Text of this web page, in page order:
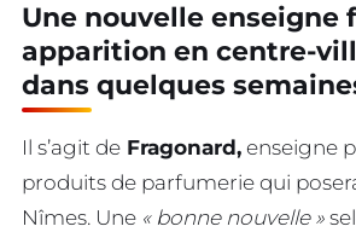
Une nouvelle enseigne
apparition en centre-
dans quelques
Il s’agit de Fragonard, enseigne
produits de parfumerie qui
Nîmes. Une « bonne nouvelle »